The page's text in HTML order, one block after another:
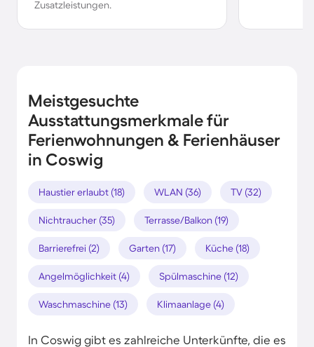
Zusatzleistungen.
Meistgesuchte
Ausstattungsmerkmale für
Ferienwohnungen & Ferienhäuser
in Coswig
Haustier erlaubt (18) WLAN (36) TV (32)
Nichtraucher (35) Terrasse/Balkon (19)
Barrierefrei (2) Garten (17) Küche (18)
Angelmöglichkeit (4) Spülmaschine (12)
Waschmaschine (13) Klimaanlage (4)
In Coswig gibt es zahlreiche Unterkünfte, die es